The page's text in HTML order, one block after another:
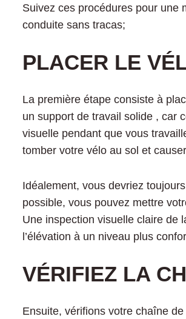
Suivez ces procédures pour une
conduite sans tracas;
PLACER LE
La première étape consiste à
un support de travail solide , car
visuelle pendant que vous
tomber votre vélo au sol et
Idéalement, vous devriez
possible, vous pouvez mettre
Une inspection visuelle claire de
l’élévation à un niveau plus
VÉRIFIEZ LA
Ensuite, vérifions votre chaîne